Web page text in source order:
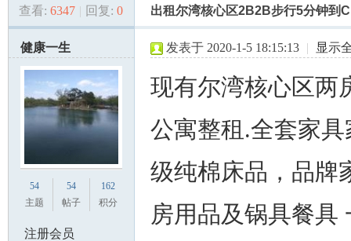
美» › ›
查看: 6347 | 回复: 0 出租尔湾核心区2B2B步行5分钟到
健康一生
54
主题
54
帖子
162
积分
注册会员
发表于 2020-1-5 18:15:13 | 显示
现有尔湾核心区两
公寓整租.全套家具
级纯棉床品，品牌
房用品及锅具餐具